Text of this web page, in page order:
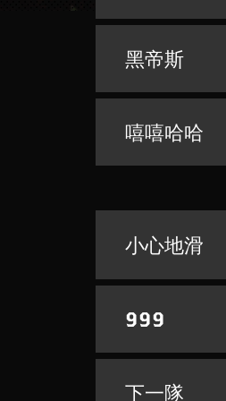
黑帝斯
嘻嘻哈哈
小心地滑
999
下一隊